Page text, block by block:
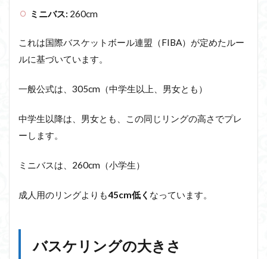
ミニバス: 260cm
これは国際バスケットボール連盟（FIBA）が定めたルー
ルに基づいています。
一般公式は、305cm（中学生以上、男女とも）
中学生以降は、男女とも、この同じリングの高さでプレ
ーします。
ミニバスは、260cm（小学生）
成人用のリングよりも45cm低く なっています。
バスケリングの大きさ